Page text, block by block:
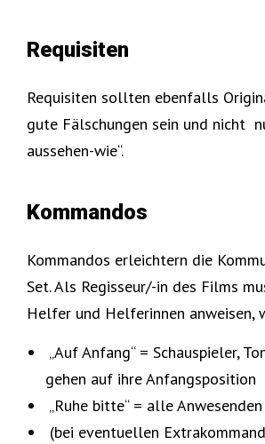
Requisiten
Requisiten sollten ebenfalls
gute Fälschungen sein und nicht
aussehen-wie“.
Kommandos
Kommandos erleichtern die
Set. Als Regisseur/-in des Films
Helfer und Helferinnen anweisen,
„Auf Anfang“ = Schauspieler,
gehen auf ihre Anfangsposition
„Ruhe bitte“ = alle
(bei eventuellen